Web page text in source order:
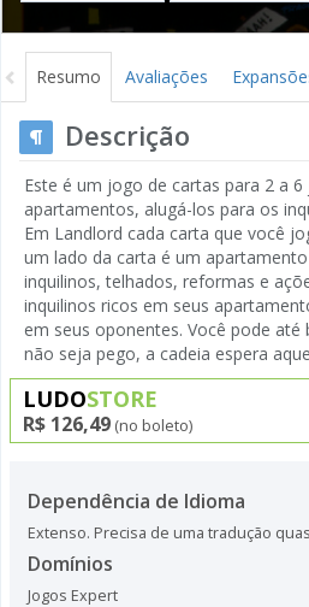
Resumo Avaliações
Descrição
Este é um jogo de cartas para 2 a
apartamentos, alugá-los para os
Em Landlord cada carta que você
um lado da carta é um
inquilinos, telhados, reformas e
inquilinos ricos em seus
em seus oponentes. Você pode
não seja pego, a cadeia espera
LUDOSTORE
R$ 126,49 (no boleto)
Dependência de Idioma
Extenso. Precisa de uma tradução
Domínios
Jogos Expert